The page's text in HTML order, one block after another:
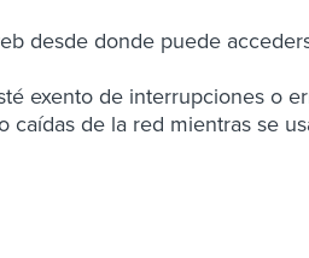
desde donde puede
exento de interrupciones o
de la red mientras se